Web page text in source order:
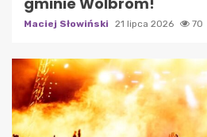
Maciej Słowiński 21 lipca 2026 70